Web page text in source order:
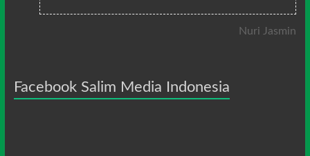
Nuri Jasmin
Facebook Salim Media Indonesia